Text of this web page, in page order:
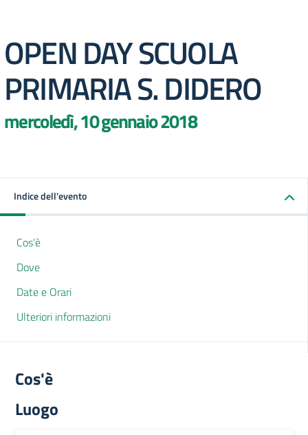
OPEN DAY SCUOLA
PRIMARIA S. DIDERO
mercoledì, 10 gennaio 2018
Indice dell'evento
Cos'è
Dove
Date e Orari
Ulteriori informazioni
Cos'è
Luogo